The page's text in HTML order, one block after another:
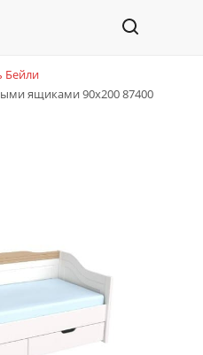
Бейли
ящиками 90х200 87400